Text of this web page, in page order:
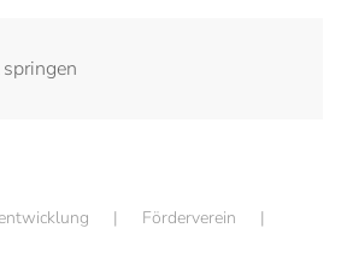
Förderverein